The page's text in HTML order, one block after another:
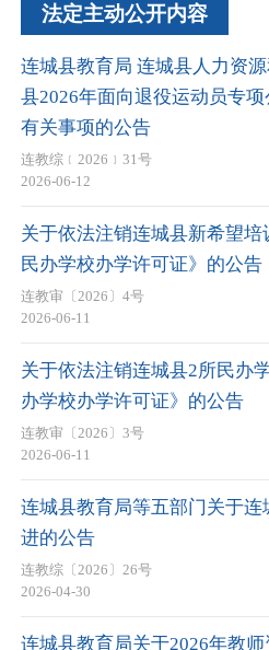
法定主动公开内容
连城县教育局 连城县人力资
县2026年面向退役运动员专
有关事项的公告
连教综﹝2026﹞31号
2026-06-12
关于依法注销连城县新希望
民办学校办学许可证》的公告
连教审〔2026〕4号
2026-06-11
关于依法注销连城县2所民办
办学校办学许可证》的公告
连教审〔2026〕3号
2026-06-11
连城县教育局等五部门关于连
进的公告
连教综〔2026〕26号
2026-04-30
连城县教育局关于2026年教